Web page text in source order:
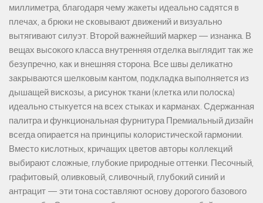
миллиметра, благодаря чему жакеты идеально садятся в
плечах, а брюки не сковывают движений и визуально
вытягивают силуэт. Второй важнейший маркер — изнанка. В
вещах высокого класса внутренняя отделка выглядит так же
безупречно, как и внешняя сторона. Все швы деликатно
закрываются шелковым кантом, подкладка выполняется из
дышащей вискозы, а рисунок ткани (клетка или полоска)
идеально стыкуется на всех стыках и карманах. Сдержанная
палитра и функциональная фурнитура Премиальный дизайн
всегда опирается на принципы колористической гармонии.
Вместо кислотных, кричащих цветов авторы коллекций
выбирают сложные, глубокие природные оттенки. Песочный,
графитовый, оливковый, сливочный, глубокий синий и
антрацит — эти тона составляют основу дорогого базового